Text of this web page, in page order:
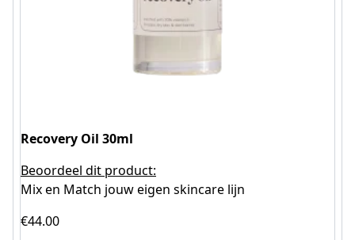
Recovery Oil 30ml
Beoordeel dit product:
Mix en Match jouw eigen skincare lijn
€44.00